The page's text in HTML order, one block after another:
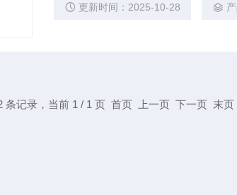
尘，并具有超标预警、违规取证、数
更新时间：2025-10-28
条记录，当前 1 / 1 页 首页 上一页 下一页 末